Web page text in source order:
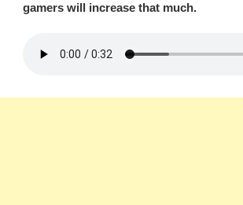
gamers will increase that much.